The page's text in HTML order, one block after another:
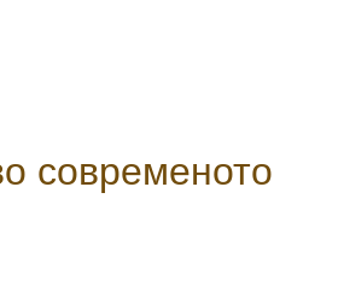
современото